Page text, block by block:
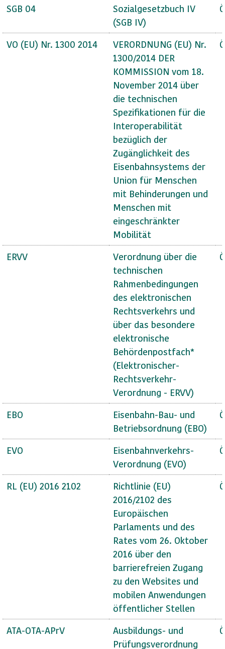
SGB 04
Sozialgesetzbuch IV
(SGB IV)
VO (EU) Nr. 1300 2014
VERORDNUNG (EU) Nr.
1300/2014 DER
KOMMISSION vom 18.
November 2014 über
die technischen
Spezifikationen für die
Interoperabilität
bezüglich der
Zugänglichkeit des
Eisenbahnsystems der
Union für Menschen
mit Behinderungen und
Menschen mit
eingeschränkter
Mobilität
ERVV
Verordnung über die
technischen
Rahmenbedingungen
des elektronischen
Rechtsverkehrs und
über das besondere
elektronische
Behördenpostfach*
(Elektronischer-
Rechtsverkehr-
Verordnung - ERVV)
EBO
Eisenbahn-Bau- und
Betriebsordnung (EBO)
EVO
Eisenbahnverkehrs-
Verordnung (EVO)
RL (EU) 2016 2102
Richtlinie (EU)
2016/2102 des
Europäischen
Parlaments und des
Rates vom 26. Oktober
2016 über den
barrierefreien Zugang
zu den Websites und
mobilen Anwendungen
öffentlicher Stellen
ATA-OTA-APrV
Ausbildungs- und
Prüfungsverordnung